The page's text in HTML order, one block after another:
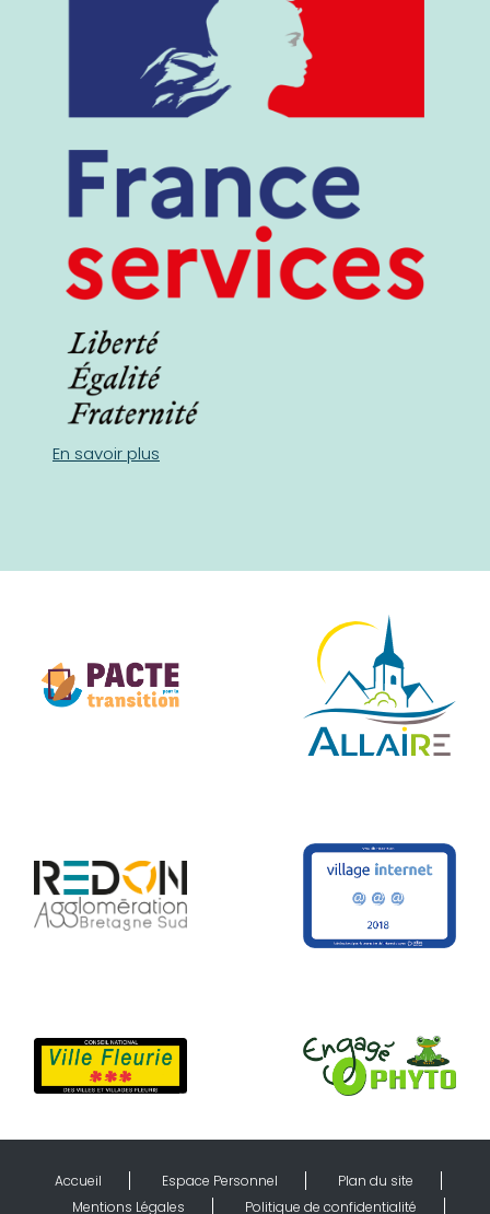
En savoir plus
Accueil Espace Personnel
Plan du site
Mentions Légales
Politique de confidentialité